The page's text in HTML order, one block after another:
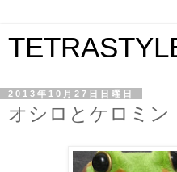
2013年10月27日日曜日
オシロとケロミン